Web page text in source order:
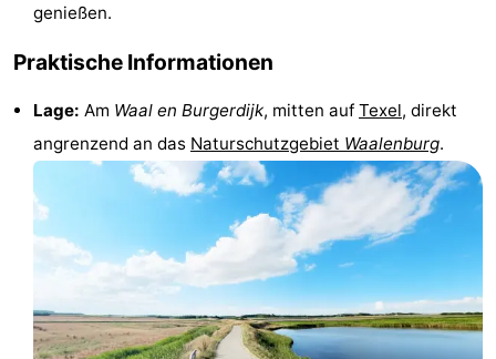
Texel
De
Krim
EuroParcs
Texel
Kustpark
Strandhuys
genießen.
Praktische Informationen
Lage: Am Waal en Burgerdijk, mitten auf Texel, direkt
angrenzend an das Naturschutzgebiet Waalenburg.